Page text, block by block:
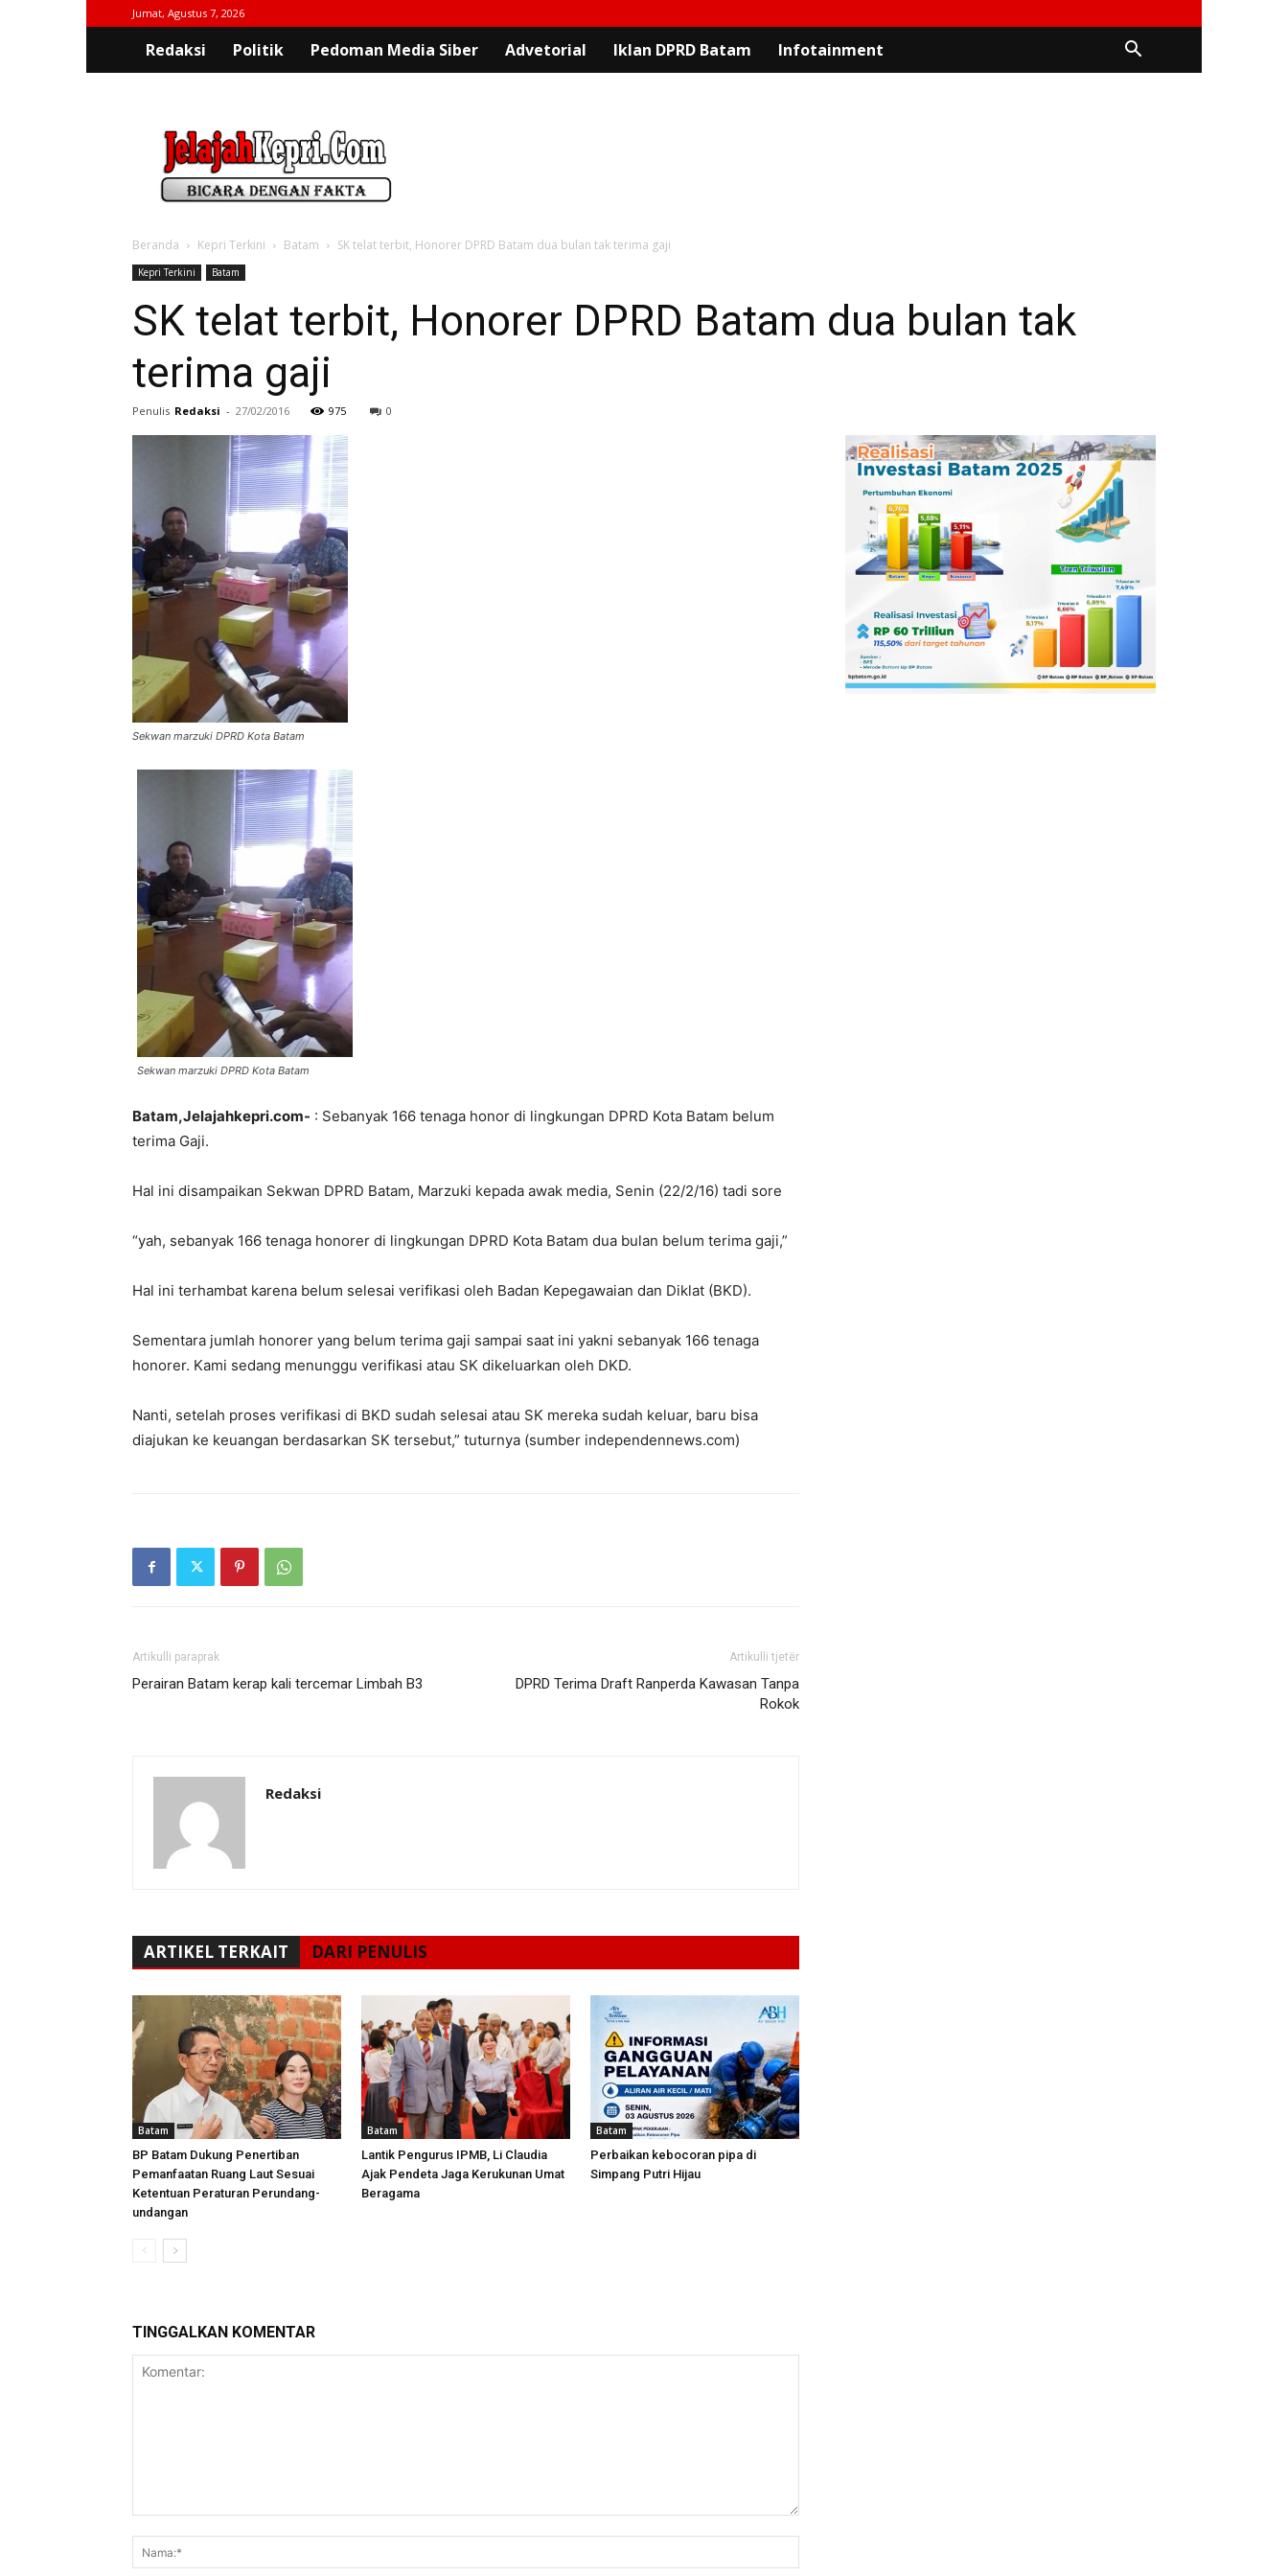
Jumat, Agustus 7, 2026
Redaksi Politik Pedoman Media Siber Advetorial Iklan DPRD Batam Infotainment
Beranda Kepri Terkini Batam SK telat terbit, Honorer DPRD Batam dua bulan tak terima gaji
Kepri Terkini Batam
SK telat terbit, Honorer DPRD Batam dua bulan tak
terima gaji
Penulis Redaksi - 27/02/2016 975 0
Sekwan marzuki DPRD Kota Batam
Sekwan marzuki DPRD Kota Batam
Batam,Jelajahkepri.com- : Sebanyak 166 tenaga honor di lingkungan DPRD Kota Batam belum
terima Gaji.
Hal ini disampaikan Sekwan DPRD Batam, Marzuki kepada awak media, Senin (22/2/16) tadi sore
“yah, sebanyak 166 tenaga honorer di lingkungan DPRD Kota Batam dua bulan belum terima gaji,”
Hal ini terhambat karena belum selesai verifikasi oleh Badan Kepegawaian dan Diklat (BKD).
Sementara jumlah honorer yang belum terima gaji sampai saat ini yakni sebanyak 166 tenaga
honorer. Kami sedang menunggu verifikasi atau SK dikeluarkan oleh DKD.
Nanti, setelah proses verifikasi di BKD sudah selesai atau SK mereka sudah keluar, baru bisa
diajukan ke keuangan berdasarkan SK tersebut,” tuturnya (sumber independennews.com)
Artikulli paraprak
Perairan Batam kerap kali tercemar Limbah B3
Artikulli tjetër
DPRD Terima Draft Ranperda Kawasan Tanpa
Rokok
Redaksi
ARTIKEL TERKAIT DARI PENULIS
Batam
BP Batam Dukung Penertiban
Pemanfaatan Ruang Laut Sesuai
Ketentuan Peraturan Perundang-
undangan
Batam
Lantik Pengurus IPMB, Li Claudia
Ajak Pendeta Jaga Kerukunan Umat
Beragama
Batam
Perbaikan kebocoran pipa di
Simpang Putri Hijau
TINGGALKAN KOMENTAR